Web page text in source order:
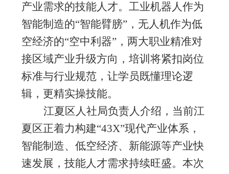
产业需求的技能人才。工业机器人作为
智能制造的“智能臂膀”，无人机作为低
空经济的“空中利器”，两大职业精准对
接区域产业升级方向，培训将紧扣岗位
标准与行业规范，让学员既懂理论逻
辑，更精实操技能。
江夏区人社局负责人介绍，当前江
夏区正着力构建“43X”现代产业体系，
智能制造、低空经济、新能源等产业快
速发展，技能人才需求持续旺盛。本次